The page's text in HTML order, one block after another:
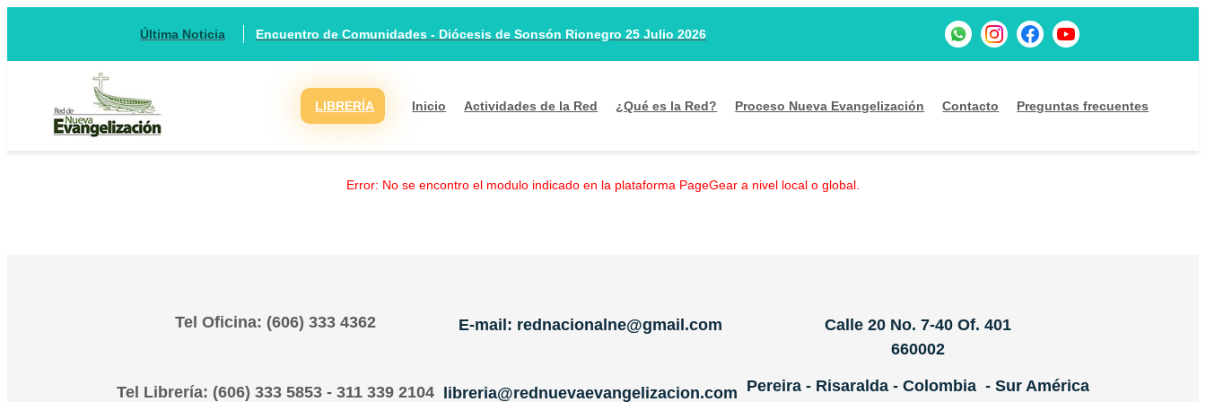
Última Noticia Encuentro de Comunidades - Diócesis de Sonsón Rionegro 25 Julio 2026
LIBRERÍA Inicio Actividades de la Red ¿Qué es la Red? Proceso Nueva Evangelización Contacto Preguntas frecuentes
Error: No se encontro el modulo indicado en la plataforma PageGear a nivel local o global.
Tel Oficina: (606) 333 4362
Tel Librería: (606) 333 5853 - 311 339 2104
E-mail: rednacionalne@gmail.com
libreria@rednuevaevangelizacion.com
Calle 20 No. 7-40 Of. 401
660002
Pereira - Risaralda - Colombia - Sur América